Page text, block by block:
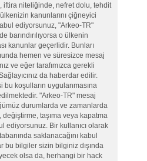
iftira niteliğinde, nefret dolu, tehdit
kanunlarını çiğneyici
ediyorsunuz, "Arkeo-TR"
barındırılıyorsa o ülkenin
kanunlar geçerlidir. Bunları
hemen ve süresizce mesaj
ve eğer tarafımızca gerekli
da haberdar edilir.
bu koşulların uygulanmasına
"Arkeo-TR" mesaj
durumlarda ve zamanlarda
değiştirme, taşıma veya kapatma
ediyorsunuz. Bir kullanıcı olarak
saklanacağını kabul
bu bilgiler sizin bilginiz dışında
olsa da, herhangi bir hack